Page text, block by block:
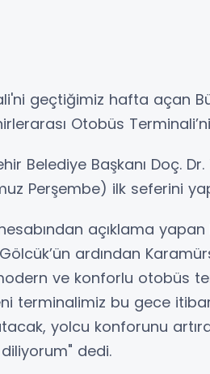
geçtiğimiz hafta açan
Otobüs
Belediye Başkanı Doç.
Perşembe) ilk seferini
açıklama yapan
ardından
ve konforlu otobüs
terminalimiz bu gece
yolcu konforunu
diliyorum" dedi.